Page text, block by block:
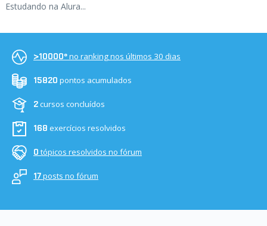
Estudando na Alura...
>10000ºno ranking nos últimos 30 dias
15820 pontos acumulados
2cursos concluídos
168 exercícios resolvidos
0 tópicos resolvidos no fórum
17posts no fórum